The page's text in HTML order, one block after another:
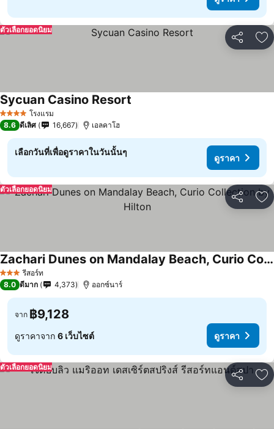
แชร์ เ
ตัวเลือกยอดนิยม
4 ดาว โรงแรม
Sycuan Casino Resort
8.6 ดีเลิศ 16,667 เอลคาโฮ
เลือกวันที่เพื่อดูราคาในวันนั้นๆ
ดูราคา
แชร์ เ
ตัวเลือกยอดนิยม
3 ดาว รีสอร์ท
Zachari Dunes on Mandalay Beach, Curio Collection by Hilton
8.0 ดีมาก 4,373 ออกซ์นาร์
จาก ฿9,128
ดูราคาจาก 6 เว็บไซต์ ดูราคา
แชร์ เ
ตัวเลือกยอดนิยม